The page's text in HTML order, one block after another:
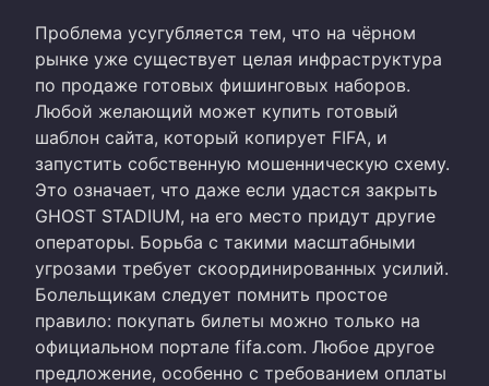
Проблема усугубляется тем, что на чёрном
рынке уже существует целая инфраструктура
по продаже готовых фишинговых наборов.
Любой желающий может купить готовый
шаблон сайта, который копирует FIFA, и
запустить собственную мошенническую схему.
Это означает, что даже если удастся закрыть
GHOST STADIUM, на его место придут другие
операторы. Борьба с такими масштабными
угрозами требует скоординированных усилий.
Болельщикам следует помнить простое
правило: покупать билеты можно только на
официальном портале fifa.com. Любое другое
предложение, особенно с требованием оплаты